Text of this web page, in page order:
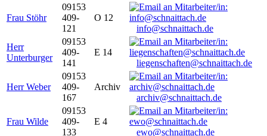
Frau Stöhr
09153
409-
121
O 12
info@schnaittach.de
Herr
Unterburger
09153
409-
141
E 14
liegenschaften@schnaittach.de
Herr Weber
09153
409-
167
Archiv
archiv@schnaittach.de
Frau Wilde
09153
409-
133
E 4
ewo@schnaittach.de